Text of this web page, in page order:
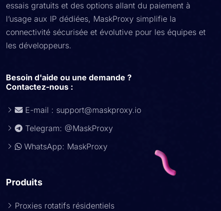
essais gratuits et des options allant du paiement à
l’usage aux IP dédiées, MaskProxy simplifie la
connectivité sécurisée et évolutive pour les équipes et
les développeurs.
Besoin d'aide ou une demande ?
Contactez-nous :
E-mail : support@maskproxy.io
Telegram: @MaskProxy
WhatsApp: MaskProxy
Produits
Proxies rotatifs résidentiels